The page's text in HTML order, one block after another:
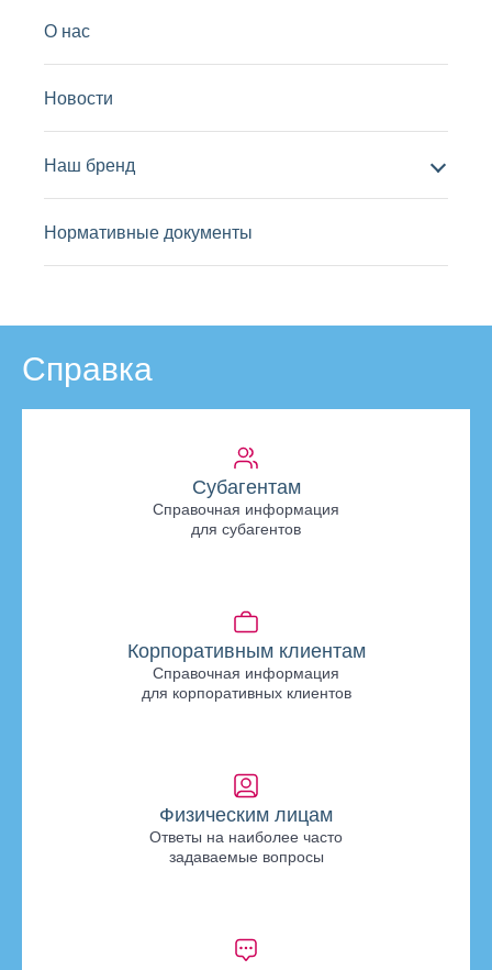
О нас
Новости
Наш бренд
Нормативные документы
Справка
Субагентам
Справочная информация
для субагентов
Корпоративным клиентам
Справочная информация
для корпоративных клиентов
Физическим лицам
Ответы на наиболее часто
задаваемые вопросы